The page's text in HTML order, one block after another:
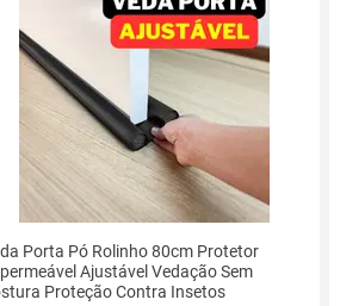
Porta Pó Rolinho 80cm Protetor
Ajustável Vedação Sem
Proteção Contra Insetos